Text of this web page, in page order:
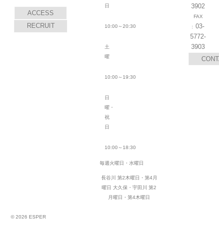
ACCESS
RECRUIT
日
10:00～20:30
土
曜
10:00～19:30
日
曜・
祝
日
10:00～18:30
毎週火曜日・水曜日
長谷川 第2木曜日・第4月
曜日 大久保・宇田川 第2
月曜日・第4木曜日
3902
03-
5772-
3903
© 2026 ESPER